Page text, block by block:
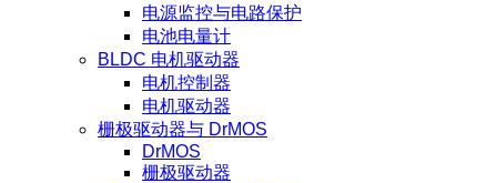
电源监控与电路保护
电池电量计
BLDC 电机驱动器
电机控制器
电机驱动器
栅极驱动器与 DrMOS
DrMOS
栅极驱动器